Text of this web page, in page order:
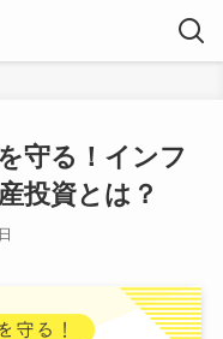
守る！インフ
投資とは？